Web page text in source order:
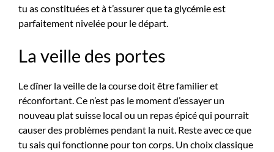
tu as constituées et à t’assurer que ta glycémie est
parfaitement nivelée pour le départ.
La veille des portes
Le dîner la veille de la course doit être familier et
réconfortant. Ce n’est pas le moment d’essayer un
nouveau plat suisse local ou un repas épicé qui pourrait
causer des problèmes pendant la nuit. Reste avec ce que
tu sais qui fonctionne pour ton corps. Un choix classique